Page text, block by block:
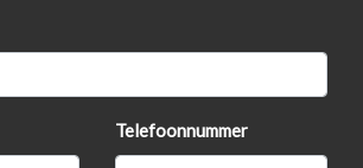
elektr. met geheugen
met afstandsbediening
Telefoonnummer